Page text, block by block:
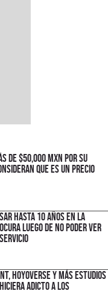
de $50,000 MXN por su
que es un precio
hasta 10 años en la
luego de no poder ver
HoyoVerse y más estudios
adicto a los